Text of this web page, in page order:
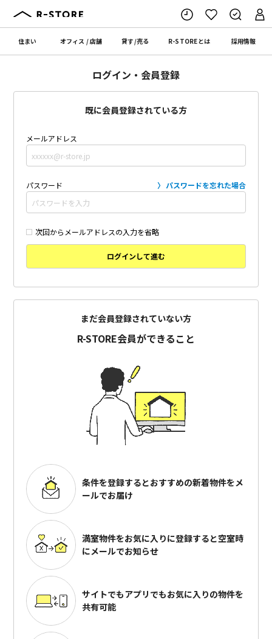
住まい オフィス /店舗 貸す/売る R-STOREとは 採用情報
ログイン・会員登録
既に会員登録されている方
メールアドレス
パスワード パスワードを忘れた場合
次回からメールアドレスの入力を省略
ログインして進む
まだ会員登録されていない方
R-STORE会員ができること
条件を登録するとおすすめの新着物件をメ
ールでお届け
満室物件をお気に入りに登録すると空室時
にメールでお知らせ
サイトでもアプリでもお気に入りの物件を
共有可能